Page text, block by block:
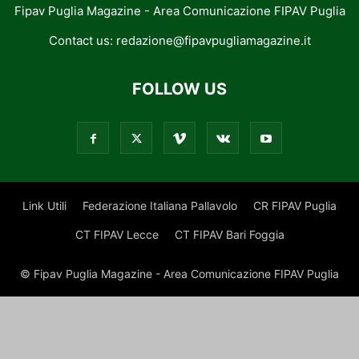
Fipav Puglia Magazine - Area Comunicazione FIPAV Puglia
Contact us: redazione@fipavpugliamagazine.it
FOLLOW US
Link Utili Federazione Italiana Pallavolo CR FIPAV Puglia
CT FIPAV Lecce CT FIPAV Bari Foggia
© Fipav Puglia Magazine - Area Comunicazione FIPAV Puglia